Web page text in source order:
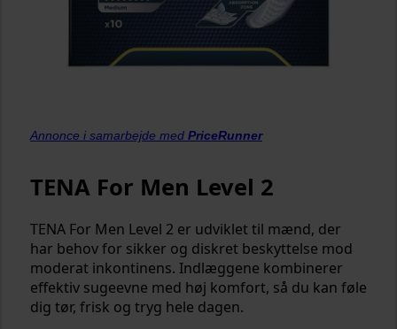
Annonce i samarbejde med PriceRunner
TENA For Men Level 2
TENA For Men Level 2 er udviklet til mænd, der
har behov for sikker og diskret beskyttelse mod
moderat inkontinens. Indlæggene kombinerer
effektiv sugeevne med høj komfort, så du kan føle
dig tør, frisk og tryg hele dagen.